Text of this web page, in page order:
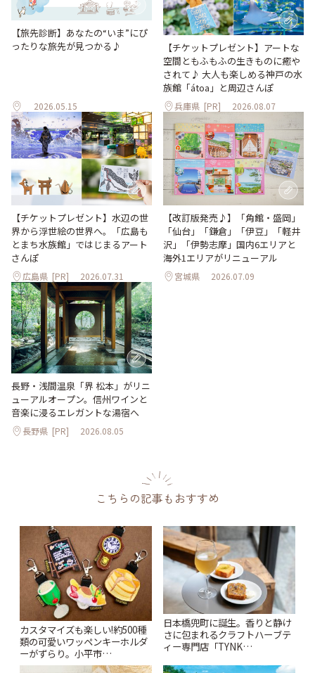
【旅先診断】あなたの“いま”にぴ
ったりな旅先が見つかる♪
2026.05.15
【チケットプレゼント】アートな
空間ともふもふの生きものに癒や
されて♪ 大人も楽しめる神戸の水
族館「átoa」と周辺さんぽ
兵庫県 [PR] 2026.08.07
【チケットプレゼント】水辺の世
界から浮世絵の世界へ。「広島も
とまち水族館」ではじまるアート
さんぽ
広島県 [PR] 2026.07.31
【改訂版発売♪】「角館・盛岡」
「仙台」「鎌倉」「伊豆」「軽井
沢」「伊勢志摩」国内6エリアと
海外1エリアがリニューアル
宮城県 2026.07.09
長野・浅間温泉「界 松本」がリニ
ューアルオープン。信州ワインと
音楽に浸るエレガントな湯宿へ
長野県 [PR] 2026.08.05
こちらの記事もおすすめ
カスタマイズも楽しい!約500種
類の可愛いワッペンキーホルダ
ーがずらり。小平市
「Kimamaya T&K」 | ことりっ
日本橋兜町に誕生。香りと静け
さに包まれるクラフトハーブテ
ィー専門店「TYNK